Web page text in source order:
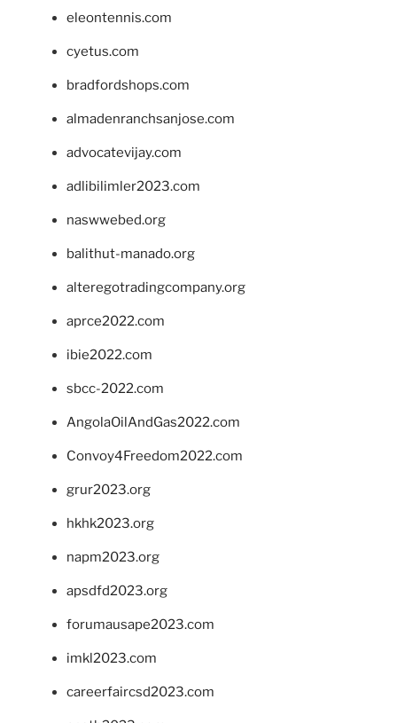
eleontennis.com
cyetus.com
bradfordshops.com
almadenranchsanjose.com
advocatevijay.com
adlibilimler2023.com
naswwebed.org
balithut-manado.org
alteregotradingcompany.org
aprce2022.com
ibie2022.com
sbcc-2022.com
AngolaOilAndGas2022.com
Convoy4Freedom2022.com
grur2023.org
hkhk2023.org
napm2023.org
apsdfd2023.org
forumausape2023.com
imkl2023.com
careerfaircsd2023.com